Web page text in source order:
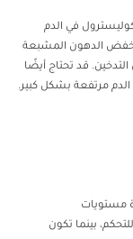
في الدم
الدهون المشبعة
قد تحتاج أيضًا
الدم مرتفعة بشكل كبير.
مستويات
بينما تكون